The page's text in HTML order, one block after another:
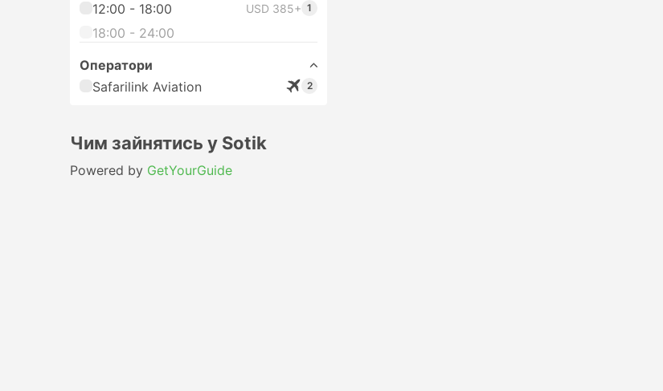
12:00 - 18:00 USD 385+ 1
18:00 - 24:00
Оператори
Safarilink Aviation
2
Чим зайнятись у Sotik
Powered by GetYourGuide